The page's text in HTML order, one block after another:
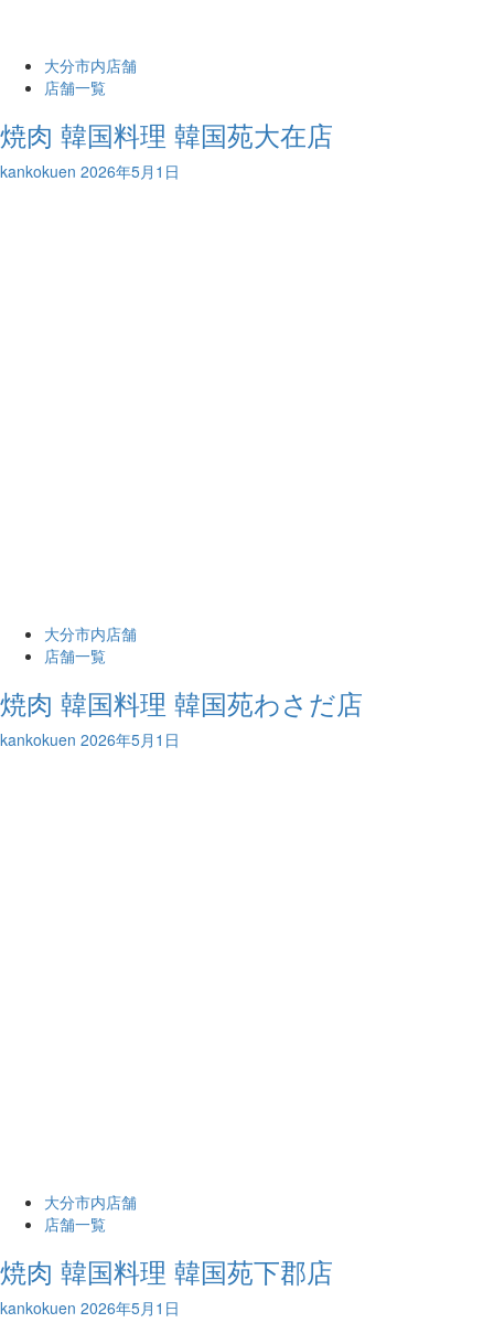
大分市内店舗
店舗一覧
焼肉 韓国料理 韓国苑大在店
kankokuen 2026年5月1日
大分市内店舗
店舗一覧
焼肉 韓国料理 韓国苑わさだ店
kankokuen 2026年5月1日
大分市内店舗
店舗一覧
焼肉 韓国料理 韓国苑下郡店
kankokuen 2026年5月1日